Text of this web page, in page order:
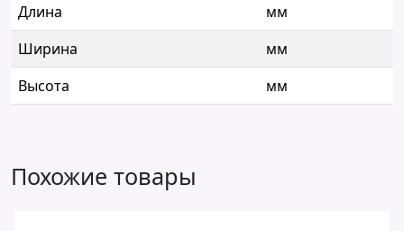
Длина
мм
Ширина
мм
Высота
мм
Похожие товары